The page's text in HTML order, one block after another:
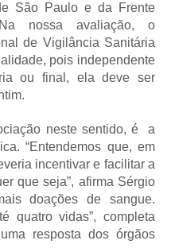
São Paulo e da Frente
nossa avaliação, o
de Vigilância Sanitária
pois independente
ou final, ela deve ser
neste sentido, é a
“Entendemos que, em
incentivar e facilitar a
que seja”, afirma Sérgio
doações de sangue.
quatro vidas”, completa
resposta dos órgãos